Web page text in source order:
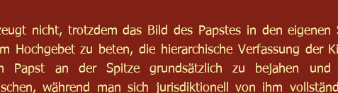
nicht, trotzdem das Bild des Papstes in den eigenen
Hochgebet zu beten, die hierarchische Verfassung der
Papst an der Spitze grundsätzlich zu bejahen und
während man sich jurisdiktionell von ihm